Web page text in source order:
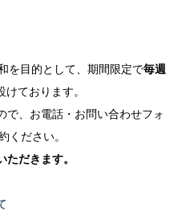
を目的として、期間限定で毎週
ております。
で、お電話・お問い合わせフォ
ください。
だきます。